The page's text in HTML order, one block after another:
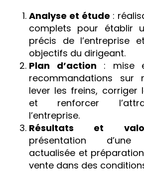
Analyse et étude :
complets pour établir
précis de l’entreprise
objectifs du dirigeant.
Plan d’action : mise
recommandations sur
lever les freins, corriger
et renforcer
l’entreprise.
Résultats et
présentation d’une
actualisée et
vente dans des